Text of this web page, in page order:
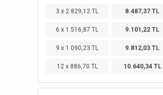
3 x 2.829,12 TL 8.487,37 TL
6 x 1.516,87 TL 9.101,22 TL
9 x 1.090,23 TL 9.812,03 TL
12 x 886,70 TL 10.640,34 TL